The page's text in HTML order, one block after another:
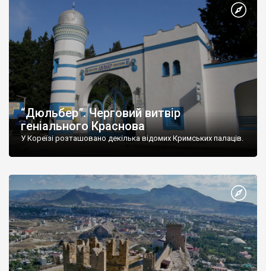
“Дюльбер”. Черговий витвір
геніального Краснова
У Кореїзі розташовано декілька відомих Кримських палаців.